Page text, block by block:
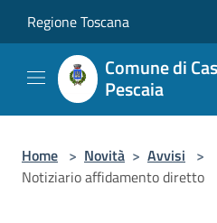
Regione Toscana
Comune di
Pescaia
Home > Novità > Avvisi >
Notiziario affidamento diretto